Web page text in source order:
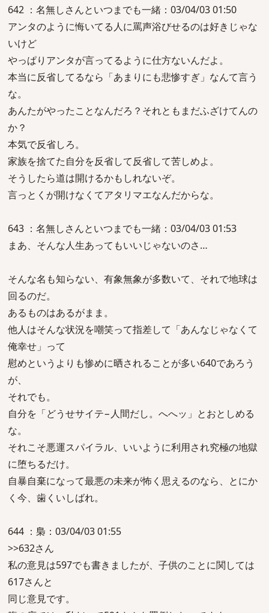
642 ：名無しさんといつまでも一緒：03/04/03 01:50
アンタのように悔いてる人に罵声浴びせるのは好きじゃな
いけど
やっぱりアンタが言ってるように仕方ないんだよ。
本当に反省してるなら「あまりにも悲惨すぎ」なんて言う
な。
あんたがやったことなんだろ？それともまだふざけてんの
か？
本気で反省しろ。
家族を捨てた自分を反省して反省して苦しめよ。
そうしたら道は開けるかもしれないぞ。
言っとくが開けなくてアタリマエなんだからな。
643 ：名無しさんといつまでも一緒：03/04/03 01:53
まあ、そんな人生あってもいいじゃないのさ…
そんな名も知らない、有象無象が多数いて、それで地球は
回るのだ。
あるものはあるがまま。
他人はそんな状況を嘲笑って指差して「あんなじゃなくて
俺幸せ」って
慰めというよりも惨めに晒されることが多い640であろう
が、
それでも。
自分を「どうせサイテ−人間だし。へへッ」とおとしめる
な。
それこそ悪運スパイラル、いいように利用され究極の地獄
に堕ちるだけ。
自暴自棄になって最悪の未来が怖く思えるのなら、とにか
く今、歯くいしばれ。
644 ：梟：03/04/03 01:55
>>632さん
私の意見は597でも書きましたが、子供のことに関しては
617さんと
同じ意見です。